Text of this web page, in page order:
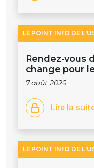
LE POINT INFO DE
Rendez-vous
change pour
7 août 2026
Lire la
LE POINT INFO DE